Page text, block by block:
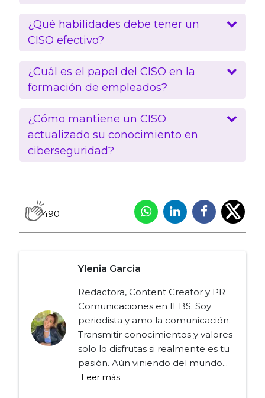
¿Qué habilidades debe tener un
CISO efectivo?
¿Cuál es el papel del CISO en la
formación de empleados?
¿Cómo mantiene un CISO
actualizado su conocimiento en
ciberseguridad?
490
Ylenia Garcia
Redactora, Content Creator y PR
Comunicaciones en IEBS. Soy
periodista y amo la comunicación.
Transmitir conocimientos y valores
solo lo disfrutas si realmente es tu
pasión. Aún viniendo del mundo...
Leer más